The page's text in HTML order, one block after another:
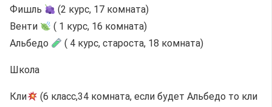
Фишль
(2 курс, 17 комната)
Венти
( 1 курс, 16 комната)
Альбедо
( 4 курс, староста, 18 комната)
Школа
Кли
(6 класс,34 комната, если будет Альбедо то кли